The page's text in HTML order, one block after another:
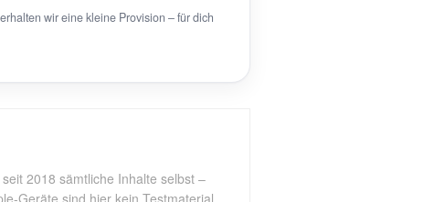
wir eine kleine Provision – für dich
2018 sämtliche Inhalte selbst –